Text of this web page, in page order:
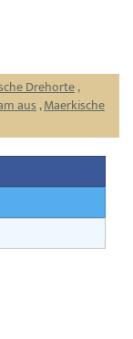
Drehorte,
aus,Maerkische